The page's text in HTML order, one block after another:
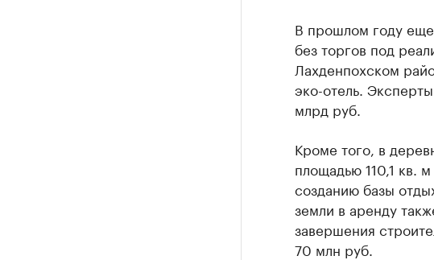
В прошлом году еще
без торгов под
Лахденпохском
эко-отель.
млрд руб.
Кроме того, в
площадью 110,1 кв. м
созданию базы
земли в аренду
завершения
70 млн руб.